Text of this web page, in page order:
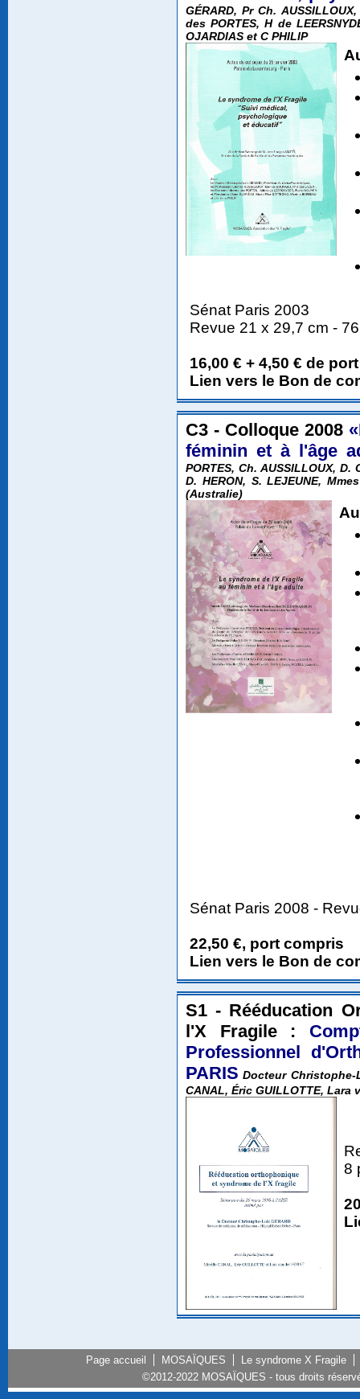
GÉRARD, Pr Ch.
des PORTES, H de
OJARDIAS et C PHILIP
Sénat Paris 2003
Revue 21 x 29,7 cm -
16,00 € + 4,50 € de port
Lien vers le Bon de
C3 - Colloque 2008
féminin et à l'âge
PORTES, Ch. AUSSILLOUX, D.
D. HERON, S. LEJEUNE,
(Australie)
Sénat Paris 2008 -
22,50 €, port compris
Lien vers le Bon de
S1 - Rééducation
l'X Fragile :
Professionnel
PARIS Docteur Christophe-
CANAL, Éric GUILLOTTE, Lara
8
Page accueil MOSAÏQUES
Le syndrome X Fragile
©2012-2022 MOSAÏQUES - tous droits